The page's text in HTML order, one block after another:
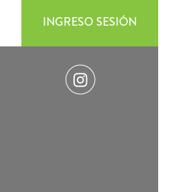
INGRESO SESIÓN